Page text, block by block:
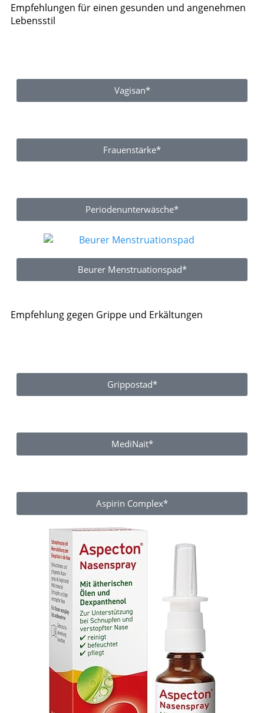
Empfehlungen für einen gesunden und angenehmen
Lebensstil
Vagisan*
Frauenstärke*
Periodenunterwäsche*
Beurer Menstruationspad*
Empfehlung gegen Grippe und Erkältungen
Grippostad*
MediNait*
Aspirin Complex*